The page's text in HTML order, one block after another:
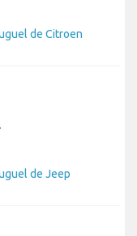
de Citroen
de Jeep